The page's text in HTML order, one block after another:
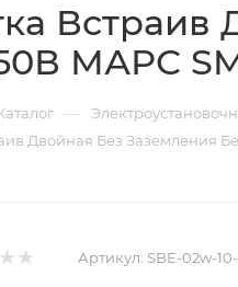
МАРС
—
Двойная Без Заземления
Артикул: SBE-02w-